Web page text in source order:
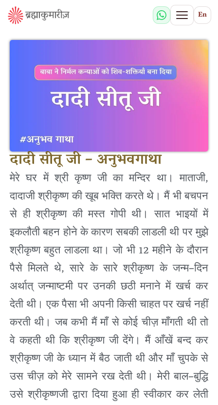
En
दादी सीतू जी – अनुभवगाथा
मेरे घर में श्री कृष्ण जी का मन्दिर था। माताजी,
दादाजी श्रीकृष्ण की खूब भक्ति करते थे। मैं भी बचपन
से ही श्रीकृष्ण की मस्त गोपी थी। सात भाइयों में
इकलौती बहन होने के कारण सबकी लाडली थी पर मुझे
श्रीकृष्ण बहुत लाडला था। जो भी 12महीने के दौरान
पैसे मिलते थे,सारे के सारे श्रीकृष्ण के जन्म–दिन
अर्थात् जन्माष्टमी पर उनकी छठी मनाने में खर्च कर
देती थी। एक पैसा भी अपनी किसी चाहत पर खर्च नहीं
करती थी। जब कभी मैं माँ से कोई चीज़ माँगती थी तो
वे कहती थी कि श्रीकृष्ण जी देंगे। मैं आँखें बन्द कर
श्रीकृष्ण जी के ध्यान में बैठ जाती थी और माँ चुपके से
उस चीज़ को मेरे सामने रख देती थी। मेरी बाल–बुद्धि
उसे श्रीकृष्णजी द्वारा दिया हुआ ही स्वीकार कर लेती